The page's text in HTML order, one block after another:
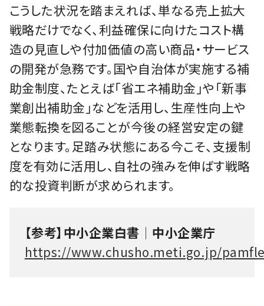
こうした状況を踏まえれば、単なる売上拡大
戦略だけでなく、利益確保に向けたコスト構
造の見直しや付加価値の高い商品・サービス
の開発が急務です。国や自治体が実施する補
助金制度、たとえば「省エネ補助金」や「新事
業創出補助金」などを活用し、生産性向上や
業態転換を図ることが今後の経営安定の鍵
となります。足踏み状態にある今こそ、支援制
度を有効に活用し、自社の強みを伸ばす戦略
的な投資判断が求められます。
【参考】中小企業白書│中小企業庁
https://www.chusho.meti.go.jp/